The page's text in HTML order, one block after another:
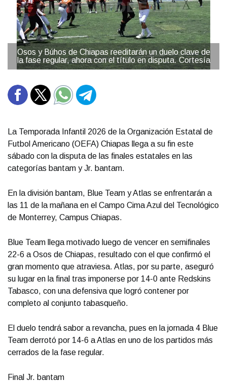
Osos y Búhos de Chiapas reeditarán un duelo clave de
la fase regular, ahora con el título en disputa. Cortesía
La Temporada Infantil 2026 de la Organización Estatal de
Futbol Americano (OEFA) Chiapas llega a su fin este
sábado con la disputa de las finales estatales en las
categorías bantam y Jr. bantam.
En la división bantam, Blue Team y Atlas se enfrentarán a
las 11 de la mañana en el Campo Cima Azul del Tecnológico
de Monterrey, Campus Chiapas.
Blue Team llega motivado luego de vencer en semifinales
22-6 a Osos de Chiapas, resultado con el que confirmó el
gran momento que atraviesa. Atlas, por su parte, aseguró
su lugar en la final tras imponerse por 14-0 ante Redskins
Tabasco, con una defensiva que logró contener por
completo al conjunto tabasqueño.
El duelo tendrá sabor a revancha, pues en la jornada 4 Blue
Team derrotó por 14-6 a Atlas en uno de los partidos más
cerrados de la fase regular.
Final Jr. bantam